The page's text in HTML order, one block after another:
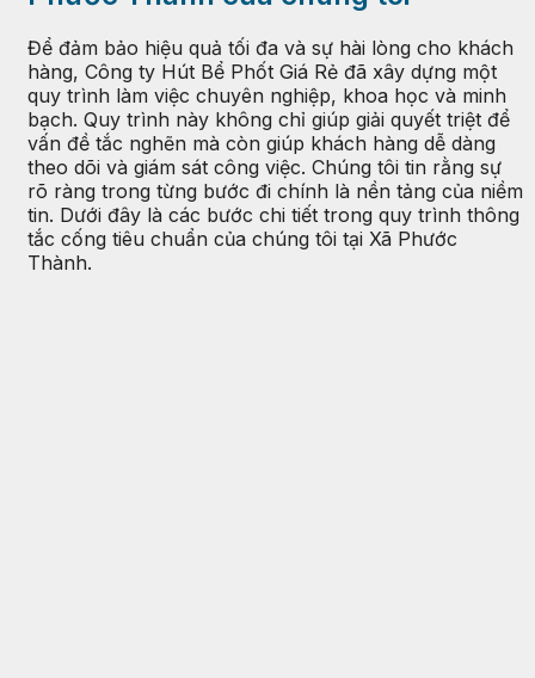
Để đảm bảo hiệu quả tối đa và sự hài lòng cho khách
hàng, Công ty Hút Bể Phốt Giá Rẻ đã xây dựng một
quy trình làm việc chuyên nghiệp, khoa học và minh
bạch. Quy trình này không chỉ giúp giải quyết triệt để
vấn đề tắc nghẽn mà còn giúp khách hàng dễ dàng
theo dõi và giám sát công việc. Chúng tôi tin rằng sự
rõ ràng trong từng bước đi chính là nền tảng của niềm
tin. Dưới đây là các bước chi tiết trong quy trình thông
tắc cống tiêu chuẩn của chúng tôi tại Xã Phước
Thành.